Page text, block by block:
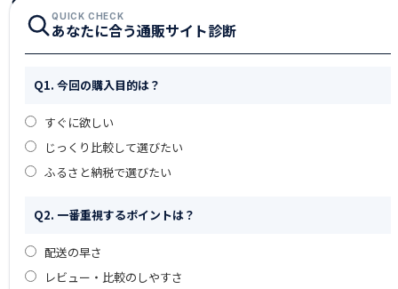
QUICK CHECK
あなたに合う通販サイト診断
Q1. 今回の購入目的は？
すぐに欲しい
じっくり比較して選びたい
ふるさと納税で選びたい
Q2. 一番重視するポイントは？
配送の早さ
レビュー・比較のしやすさ